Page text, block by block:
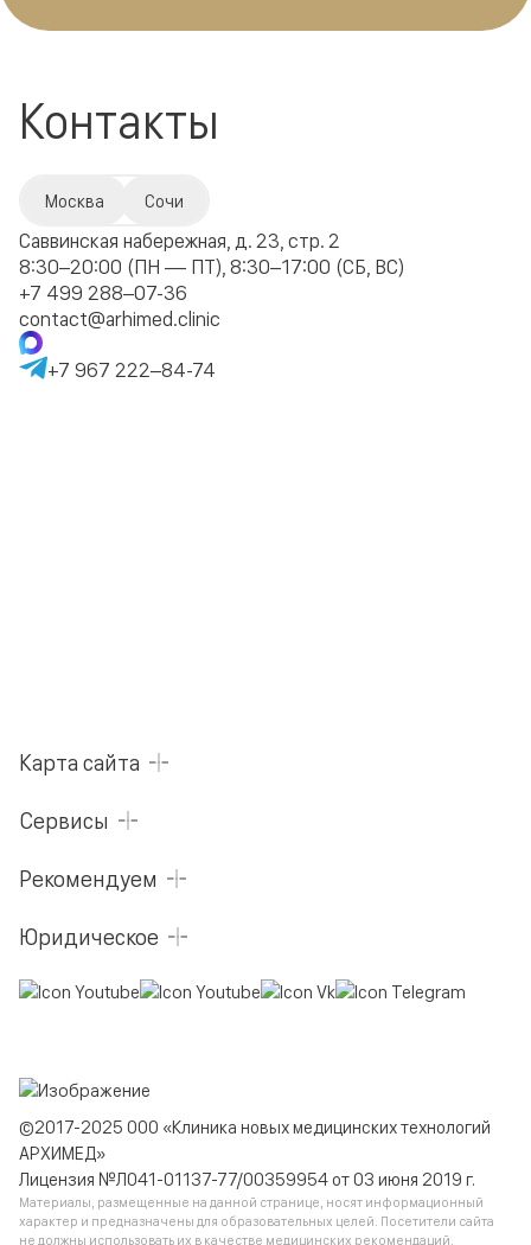
Контакты
Москва Сочи
Саввинская набережная, д. 23, стр. 2
8:30–20:00 (ПН — ПТ), 8:30–17:00 (СБ, ВС)
+7 499 288–07-36
contact@arhimed.clinic
+7 967 222–84-74
Карта сайта
Сервисы
Рекомендуем
Юридическое
©2017-2025 ООО «Клиника новых медицинских технологий
АРХИМЕД»
Лицензия №Л041-01137-77/00359954 от 03 июня 2019 г.
Материалы, размещенные на данной странице, носят информационный
характер и предназначены для образовательных целей. Посетители сайта
не должны использовать их в качестве медицинских рекомендаций.